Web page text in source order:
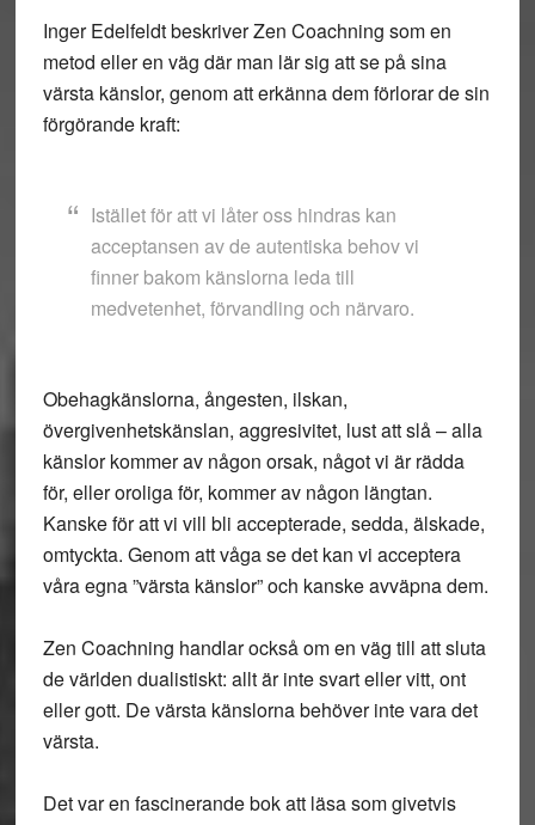
Inger Edelfeldt beskriver Zen Coachning som en
metod eller en väg där man lär sig att se på sina
värsta känslor, genom att erkänna dem förlorar de sin
förgörande kraft:
Istället för att vi låter oss hindras kan
acceptansen av de autentiska behov vi
finner bakom känslorna leda till
medvetenhet, förvandling och närvaro.
Obehagkänslorna, ångesten, ilskan,
övergivenhetskänslan, aggresivitet, lust att slå – alla
känslor kommer av någon orsak, något vi är rädda
för, eller oroliga för, kommer av någon längtan.
Kanske för att vi vill bli accepterade, sedda, älskade,
omtyckta. Genom att våga se det kan vi acceptera
våra egna ”värsta känslor” och kanske avväpna dem.
Zen Coachning handlar också om en väg till att sluta
de världen dualistiskt: allt är inte svart eller vitt, ont
eller gott. De värsta känslorna behöver inte vara det
värsta.
Det var en fascinerande bok att läsa som givetvis